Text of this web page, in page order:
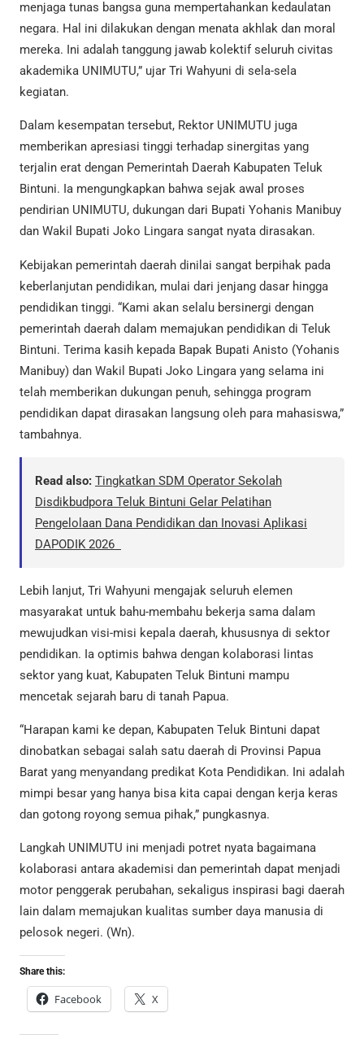
menjaga tunas bangsa guna mempertahankan kedaulatan
negara. Hal ini dilakukan dengan menata akhlak dan moral
mereka. Ini adalah tanggung jawab kolektif seluruh civitas
akademika UNIMUTU,” ujar Tri Wahyuni di sela-sela
kegiatan.
Dalam kesempatan tersebut, Rektor UNIMUTU juga
memberikan apresiasi tinggi terhadap sinergitas yang
terjalin erat dengan Pemerintah Daerah Kabupaten Teluk
Bintuni. Ia mengungkapkan bahwa sejak awal proses
pendirian UNIMUTU, dukungan dari Bupati Yohanis Manibuy
dan Wakil Bupati Joko Lingara sangat nyata dirasakan.
Kebijakan pemerintah daerah dinilai sangat berpihak pada
keberlanjutan pendidikan, mulai dari jenjang dasar hingga
pendidikan tinggi. “Kami akan selalu bersinergi dengan
pemerintah daerah dalam memajukan pendidikan di Teluk
Bintuni. Terima kasih kepada Bapak Bupati Anisto (Yohanis
Manibuy) dan Wakil Bupati Joko Lingara yang selama ini
telah memberikan dukungan penuh, sehingga program
pendidikan dapat dirasakan langsung oleh para mahasiswa,”
tambahnya.
Read also: Tingkatkan SDM Operator Sekolah
Disdikbudpora Teluk Bintuni Gelar Pelatihan
Pengelolaan Dana Pendidikan dan Inovasi Aplikasi
DAPODIK 2026
Lebih lanjut, Tri Wahyuni mengajak seluruh elemen
masyarakat untuk bahu-membahu bekerja sama dalam
mewujudkan visi-misi kepala daerah, khususnya di sektor
pendidikan. Ia optimis bahwa dengan kolaborasi lintas
sektor yang kuat, Kabupaten Teluk Bintuni mampu
mencetak sejarah baru di tanah Papua.
“Harapan kami ke depan, Kabupaten Teluk Bintuni dapat
dinobatkan sebagai salah satu daerah di Provinsi Papua
Barat yang menyandang predikat Kota Pendidikan. Ini adalah
mimpi besar yang hanya bisa kita capai dengan kerja keras
dan gotong royong semua pihak,” pungkasnya.
Langkah UNIMUTU ini menjadi potret nyata bagaimana
kolaborasi antara akademisi dan pemerintah dapat menjadi
motor penggerak perubahan, sekaligus inspirasi bagi daerah
lain dalam memajukan kualitas sumber daya manusia di
pelosok negeri. (Wn).
Share this:
Facebook X